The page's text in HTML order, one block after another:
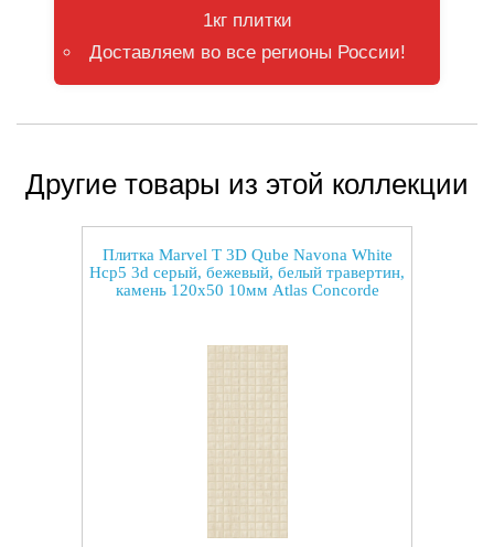
1кг плитки
Доставляем во все регионы России!
Другие товары из этой коллекции
Плитка Marvel T 3D Qube Navona White
Hcp5 3d серый, бежевый, белый травертин,
камень 120x50 10мм Atlas Concorde